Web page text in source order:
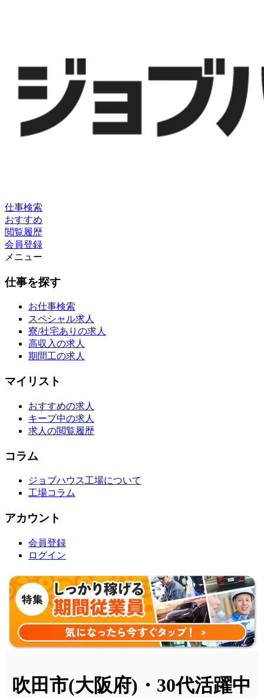
仕事検索
おすすめ
閲覧履歴
会員登録
メニュー
仕事を探す
お仕事検索
スペシャル求人
寮/社宅ありの求人
高収入の求人
期間工の求人
マイリスト
おすすめの求人
キープ中の求人
求人の閲覧履歴
コラム
ジョブハウス工場について
工場コラム
アカウント
会員登録
ログイン
吹田市(大阪府)・30代活躍中